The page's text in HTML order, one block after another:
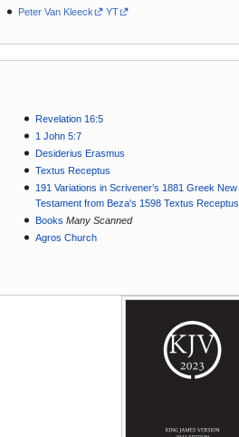
Peter Van Kleeck
YT
Revelation 16:5
1 John 5:7
Desiderius Erasmus
Textus Receptus
191 Variations in Scrivener’s 1881 Greek New
Testament from Beza's 1598 Textus Receptus
Books Many Scanned
Agros Church